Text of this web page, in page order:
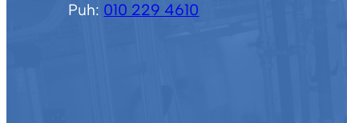
Puh: 010 229 4610